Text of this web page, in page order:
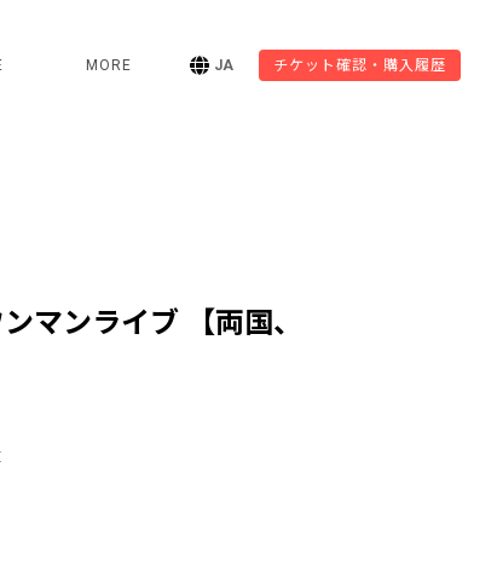
MORE JA チケット確認・購入履歴
マンライブ 【両国、